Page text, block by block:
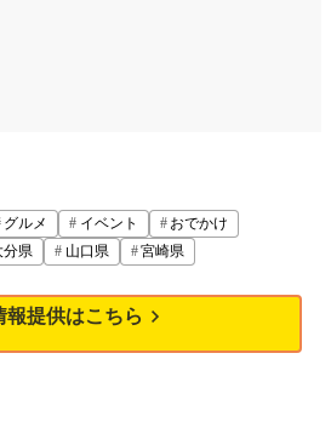
グルメ イベント
おでかけ
分県 山口県 宮崎県
報提供はこちら